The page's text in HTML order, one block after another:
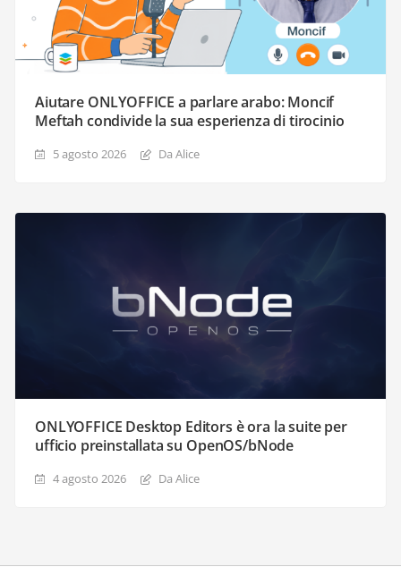
Aiutare ONLYOFFICE a parlare arabo: Moncif
Meftah condivide la sua esperienza di tirocinio
5 agosto 2026 Da Alice
ONLYOFFICE Desktop Editors è ora la suite per
ufficio preinstallata su OpenOS/bNode
4 agosto 2026 Da Alice